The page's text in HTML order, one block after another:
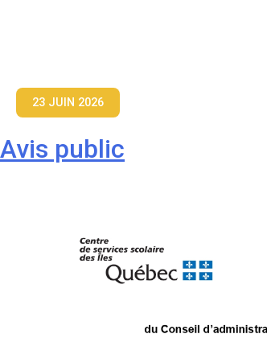
23 JUIN 2026
Avis public